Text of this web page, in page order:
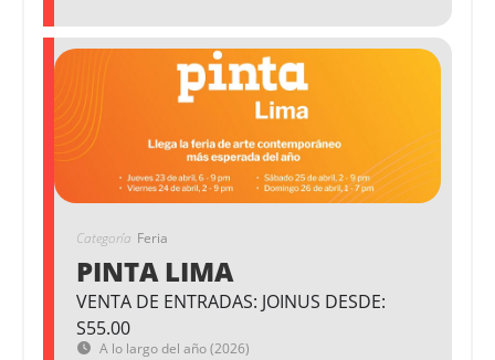
Categoría Feria
PINTA LIMA
VENTA DE ENTRADAS: JOINUS DESDE:
S55.00
A lo largo del año (2026)